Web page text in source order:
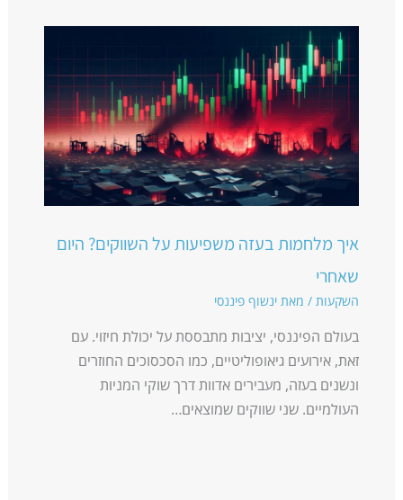
איך מלחמות בעזה משפיעות על השווקים? היום
שאחרי
השקעות/ מאת ינשוף פיננסי
בעולם הפיננסי, יציבות מתבססת על יכולת חיזוי. עם
זאת, אירועים גיאופוליטיים, כמו הסכסוכים החוזרים
ונשנים בעזה, מעבירים אדוות דרך שוקי המניות
העולמיים. שני שווקים שמוצאים…